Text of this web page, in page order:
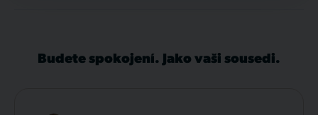
Budete spokojení. Jako vaši sousedi.